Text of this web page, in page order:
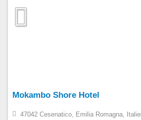
Mokambo Shore Hotel
47042 Cesenatico, Emilia Romagna,